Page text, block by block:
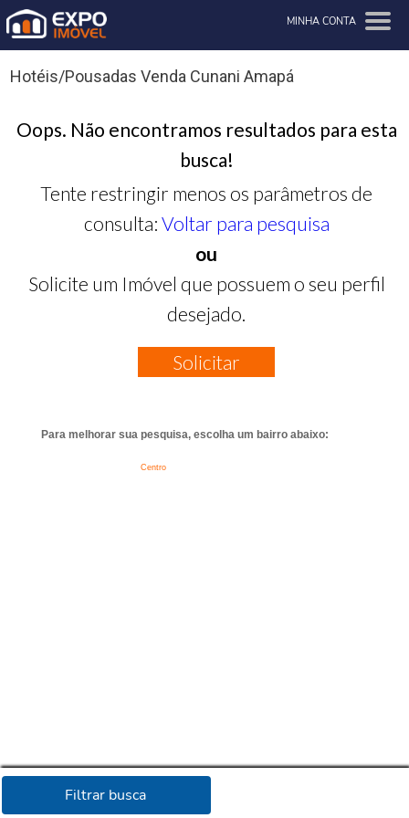
MINHA CONTA
Filtrar busca
Hotéis/Pousadas Venda Cunani Amapá
Oops. Não encontramos resultados para esta
busca!
Tente restringir menos os parâmetros de
consulta: Voltar para pesquisa
ou
Solicite um Imóvel que possuem o seu perfil
desejado.
Solicitar
Para melhorar sua pesquisa, escolha um bairro abaixo:
Centro